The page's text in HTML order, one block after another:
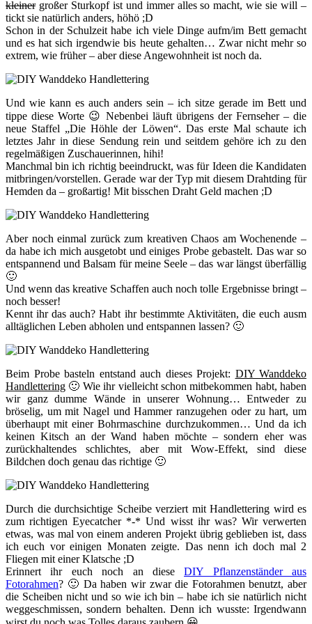
kleinergroßer Sturkopf ist und immer alles so macht, wie sie will –
tickt sie natürlich anders, höhö ;D
Schon in der Schulzeit habe ich viele Dinge aufm/im Bett gemacht
und es hat sich irgendwie bis heute gehalten… Zwar nicht mehr so
extrem, wie früher – aber diese Angewohnheit ist noch da.
Und wie kann es auch anders sein – ich sitze gerade im Bett und
tippe diese Worte 😉 Nebenbei läuft übrigens der Fernseher – die
neue Staffel „Die Höhle der Löwen“. Das erste Mal schaute ich
letztes Jahr in diese Sendung rein und seitdem gehöre ich zu den
regelmäßigen Zuschauerinnen, hihi!
Manchmal bin ich richtig beeindruckt, was für Ideen die Kandidaten
mitbringen/vorstellen. Gerade war der Typ mit diesem Drahtding für
Hemden da – großartig! Mit bisschen Draht Geld machen ;D
Aber noch einmal zurück zum kreativen Chaos am Wochenende –
da habe ich mich ausgetobt und einiges Probe gebastelt. Das war so
entspannend und Balsam für meine Seele – das war längst überfällig
🙂
Und wenn das kreative Schaffen auch noch tolle Ergebnisse bringt –
noch besser!
Kennt ihr das auch? Habt ihr bestimmte Aktivitäten, die euch ausm
alltäglichen Leben abholen und entspannen lassen? 🙂
Beim Probe basteln entstand auch dieses Projekt: DIY Wanddeko
Handlettering 🙂 Wie ihr vielleicht schon mitbekommen habt, haben
wir ganz dumme Wände in unserer Wohnung… Entweder zu
bröselig, um mit Nagel und Hammer ranzugehen oder zu hart, um
überhaupt mit einer Bohrmaschine durchzukommen… Und da ich
keinen Kitsch an der Wand haben möchte – sondern eher was
zurückhaltendes schlichtes, aber mit Wow-Effekt, sind diese
Bildchen doch genau das richtige 🙂
Durch die durchsichtige Scheibe verziert mit Handlettering wird es
zum richtigen Eyecatcher *-* Und wisst ihr was? Wir verwerten
etwas, was mal von einem anderen Projekt übrig geblieben ist, dass
ich euch vor einigen Monaten zeigte. Das nenn ich doch mal 2
Fliegen mit einer Klatsche ;D
Erinnert ihr euch noch an dieseDIY Pflanzenständer aus
Fotorahmen? 🙂 Da haben wir zwar die Fotorahmen benutzt, aber
die Scheiben nicht und so wie ich bin – habe ich sie natürlich nicht
weggeschmissen, sondern behalten. Denn ich wusste: Irgendwann